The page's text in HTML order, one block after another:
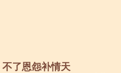
了恩怨补情天